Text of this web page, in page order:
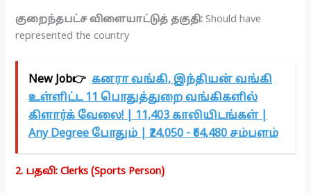
குறைந்தபட்ச விளையாட்டுத் தகுதி: Should have
represented the country
New Job👉 கனரா வங்கி, இந்தியன் வங்கி
உள்ளிட்ட 11 பொதுத்துறை வங்கிகளில்
கிளார்க் வேலை! | 11,403 காலியிடங்கள் |
Any Degree போதும் | ₹24,050 - ₹64,480 சம்பளம்
2. பதவி: Clerks (Sports Person)